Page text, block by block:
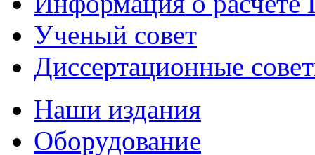
Ученый совет
Диссертационные
Наши издания
Оборудование